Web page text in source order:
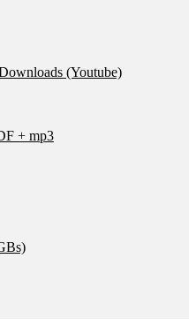
(Youtube)
+ mp3